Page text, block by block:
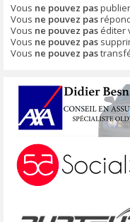
Vous ne pouvez pas
Vous ne pouvez pas
Vous ne pouvez pas éditer
Vous ne pouvez pas
Vous ne pouvez pas